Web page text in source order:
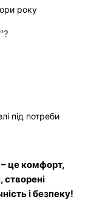
року
під потреби
це комфорт,
створені
і безпеку!